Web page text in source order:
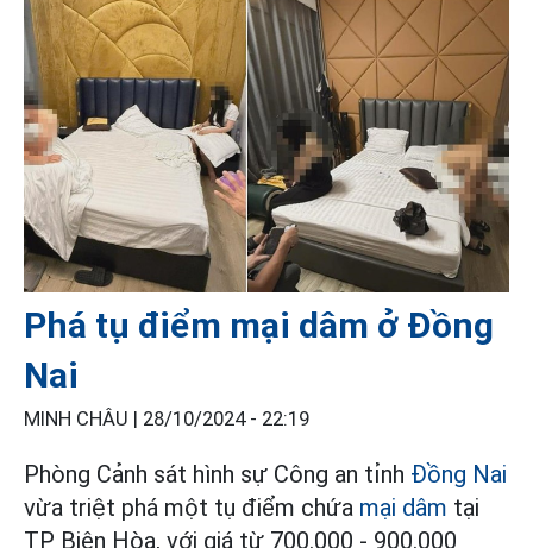
Phá tụ điểm mại dâm ở Đồng
Nai
MINH CHÂU | 28/10/2024 - 22:19
Phòng Cảnh sát hình sự Công an tỉnh Đồng Nai
vừa triệt phá một tụ điểm chứa mại dâm tại
TP Biên Hòa, với giá từ 700.000 - 900.000